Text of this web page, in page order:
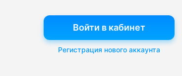
Войти в кабинет
Регистрация нового аккаунта